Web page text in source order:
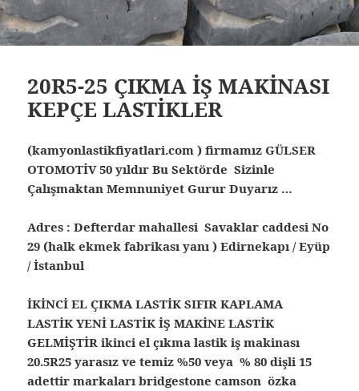
20R5-25 ÇIKMA İŞ MAKİNASI
KEPÇE LASTİKLER
(kamyonlastikfiyatlari.com ) firmamız GÜLSER
OTOMOTİV 50 yıldır Bu Sektörde Sizinle
Çalışmaktan Memnuniyet Gurur Duyarız …
Adres : Defterdar mahallesi Savaklar caddesi No
29 (halk ekmek fabrikası yanı ) Edirnekapı / Eyüp
/ İstanbul
İKİNCİ EL ÇIKMA LASTİK SIFIR KAPLAMA
LASTİK YENİ LASTİK İŞ MAKİNE LASTİK
GELMİŞTİR ikinci el çıkma lastik iş makinası
20.5R25 yarasız ve temiz %50 veya % 80 dişli 15
adettir markaları bridgestone camson özka